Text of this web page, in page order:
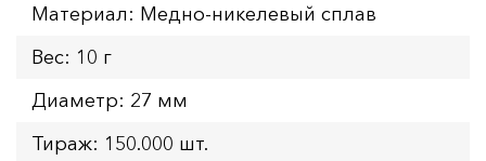
Материал: Медно-никелевый сплав
Вес: 10 г
Диаметр: 27 мм
Тираж: 150.000 шт.